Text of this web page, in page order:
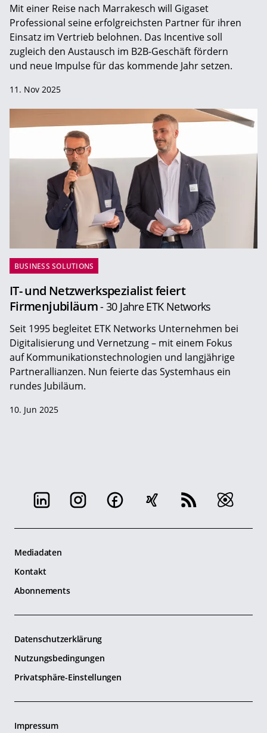
Mit einer Reise nach Marrakesch will Gigaset
Professional seine erfolgreichsten Partner für ihren
Einsatz im Vertrieb belohnen. Das Incentive soll
zugleich den Austausch im B2B-Geschäft fördern
und neue Impulse für das kommende Jahr setzen.
11. Nov 2025
BUSINESS SOLUTIONS
IT- und Netzwerkspezialist feiert
Firmenjubiläum- 30 Jahre ETK Networks
Seit 1995 begleitet ETK Networks Unternehmen bei
Digitalisierung und Vernetzung – mit einem Fokus
auf Kommunikationstechnologien und langjährige
Partnerallianzen. Nun feierte das Systemhaus ein
rundes Jubiläum.
10. Jun 2025
Mediadaten
Kontakt
Abonnements
Datenschutzerklärung
Nutzungsbedingungen
Privatsphäre-Einstellungen
Impressum